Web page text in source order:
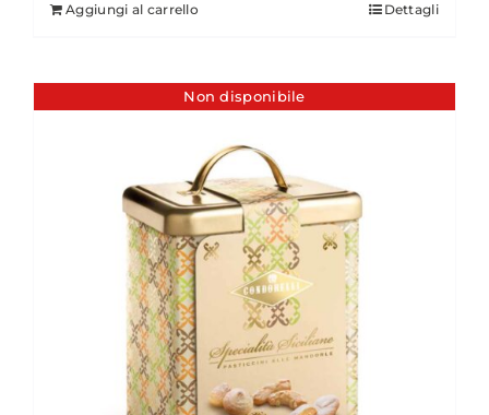
Aggiungi al carrello Dettagli
Non disponibile